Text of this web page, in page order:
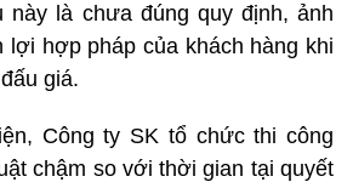
này là chưa đúng quy định, ảnh
lợi hợp pháp của khách hàng khi
giá.
Công ty SK tổ chức thi công
chậm so với thời gian tại quyết